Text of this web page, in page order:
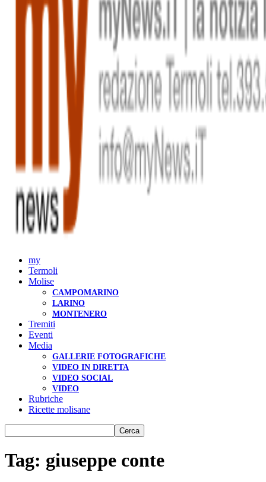
my
Termoli
Molise
CAMPOMARINO
LARINO
MONTENERO
Tremiti
Eventi
Media
GALLERIE FOTOGRAFICHE
VIDEO IN DIRETTA
VIDEO SOCIAL
VIDEO
Rubriche
Ricette molisane
Tag: giuseppe conte